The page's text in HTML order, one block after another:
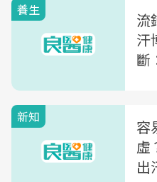
養生
流
汗
斷
新知
容
虛
出